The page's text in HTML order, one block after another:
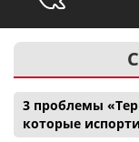
3 проблемы
которые